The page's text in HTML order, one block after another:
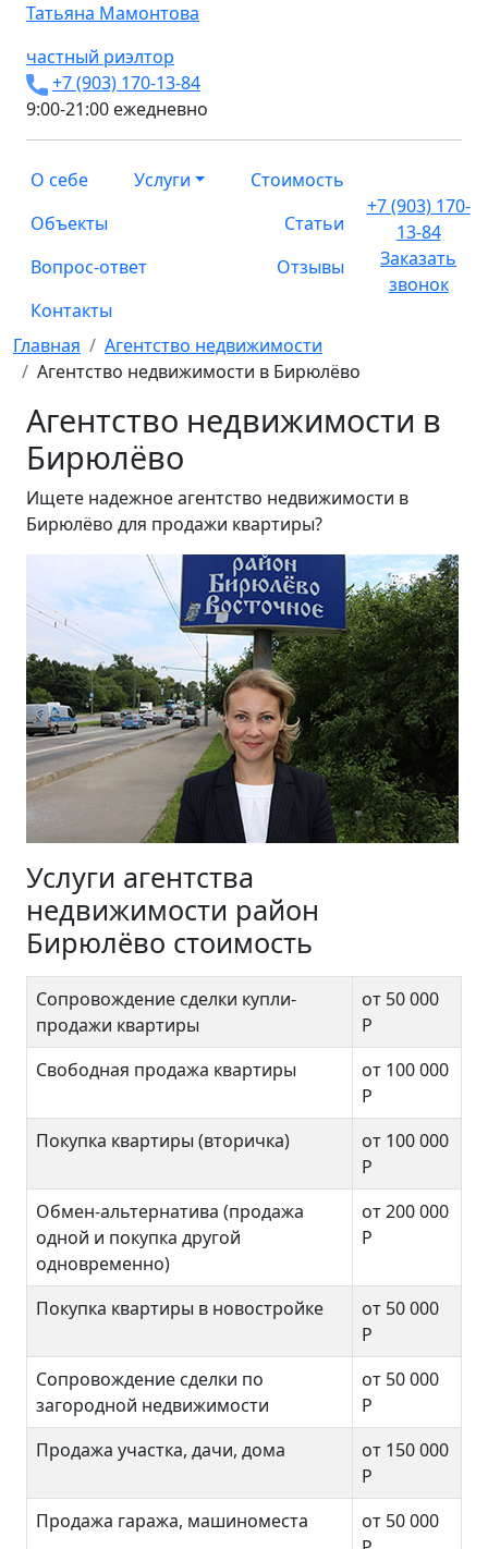
Татьяна Мамонтова
частный риэлтор
+7 (903) 170-13-84
9:00-21:00 ежедневно
О себе Услуги
Стоимость
Объекты
Статьи
Вопрос-ответ
Отзывы
Контакты
+7 (903) 170-
13-84
Заказать
звонок
Главная
Агентство недвижимости
Агентство недвижимости в Бирюлёво
Агентство недвижимости в
Бирюлёво
Ищете надежное агентство недвижимости в
Бирюлёво для продажи квартиры?
Услуги агентства
недвижимости район
Бирюлёво стоимость
Сопровождение сделки купли-
продажи квартиры
от 50 000
Р
Свободная продажа квартиры
от 100 000
Р
Покупка квартиры (вторичка)
от 100 000
Р
Обмен-альтернатива (продажа
одной и покупка другой
одновременно)
от 200 000
Р
Покупка квартиры в новостройке
от 50 000
Р
Сопровождение сделки по
загородной недвижимости
от 50 000
Р
Продажа участка, дачи, дома
от 150 000
Р
Продажа гаража, машиноместа
от 50 000